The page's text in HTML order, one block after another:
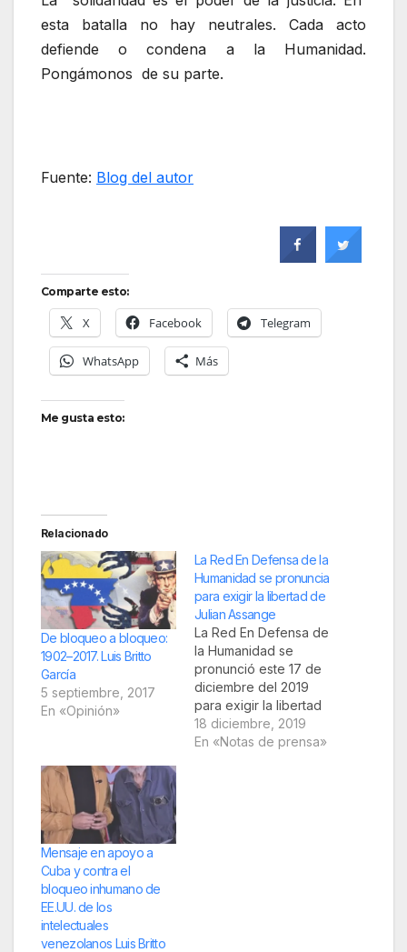
esta batalla no hay neutrales. Cada acto
defiende o condena a la Humanidad.
Pongámonos de su parte.
Fuente: Blog del autor
Comparte esto:
X Facebook Telegram
WhatsApp Más
Me gusta esto:
Relacionado
De bloqueo a bloqueo:
1902–2017. Luis Britto
García
5 septiembre, 2017
En «Opinión»
La Red En Defensa de la
Humanidad se pronuncia
para exigir la libertad de
Julian Assange
La Red En Defensa de
la Humanidad se
pronunció este 17 de
diciembre del 2019
para exigir la libertad
de Julian Assange,
confinado en la cárcel
18 diciembre, 2019
En «Notas de prensa»
Mensaje en apoyo a
Cuba y contra el
bloqueo inhumano de
EE.UU. de los
intelectuales
venezolanos Luis Britto